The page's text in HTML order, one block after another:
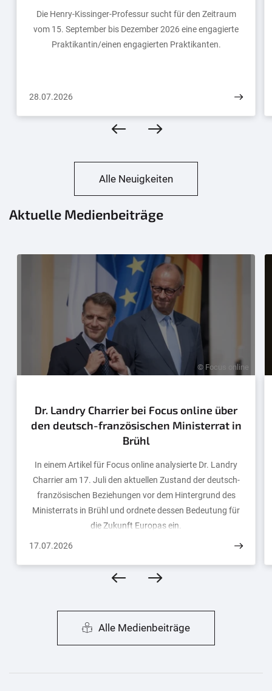
Die Henry-Kissinger-Professur sucht für den Zeitraum
vom 15. September bis Dezember 2026 eine engagierte
Praktikantin/einen engagierten Praktikanten.
28.07.2026
Alle Neuigkeiten
Aktuelle Medienbeiträge
© Focus online
Dr. Landry Charrier bei Focus online über
den deutsch-französischen Ministerrat in
Brühl
In einem Artikel für Focus online analysierte Dr. Landry
Charrier am 17. Juli den aktuellen Zustand der deutsch-
französischen Beziehungen vor dem Hintergrund des
Ministerrats in Brühl und ordnete dessen Bedeutung für
die Zukunft Europas ein.
17.07.2026
Alle Medienbeiträge